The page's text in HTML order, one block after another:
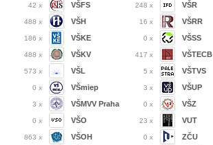
42 x
488 x
186 x
488 x
573 x
0 x
3 x
0 x
863 x
VŠFS 248 x
VŠH 16 x
VŠKE 0 x
VŠKV 417 x
VŠL 5 x
VŠmiep 3 x
VŠMVV Praha 0 x
VŠO 23 x
VŠOH 0 x
VŠR
VŠRR
VŠSS
VŠTECB
VŠTVS
VŠUP
VŠZ
VUT
ZČU